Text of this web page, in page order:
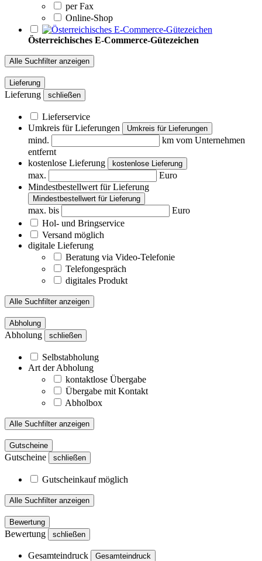
per Fax
Online-Shop
Österreichisches E-Commerce-Gütezeichen
Alle Suchfilter anzeigen
Lieferung
Lieferung schließen
Lieferservice
Umkreis für Lieferungen
Umkreis für Lieferungen
mind.
km vom Unternehmen
entfernt
kostenlose Lieferung
kostenlose Lieferung
max.
Euro
Mindestbestellwert für Lieferung
Mindestbestellwert für Lieferung
max. bis
Euro
Hol- und Bringservice
Versand möglich
digitale Lieferung
Beratung via Video-Telefonie
Telefongespräch
digitales Produkt
Alle Suchfilter anzeigen
Abholung
Abholung schließen
Selbstabholung
Art der Abholung
kontaktlose Übergabe
Übergabe mit Kontakt
Abholbox
Alle Suchfilter anzeigen
Gutscheine
Gutscheine schließen
Gutscheinkauf möglich
Alle Suchfilter anzeigen
Bewertung
Bewertung schließen
Gesamteindruck Gesamteindruck